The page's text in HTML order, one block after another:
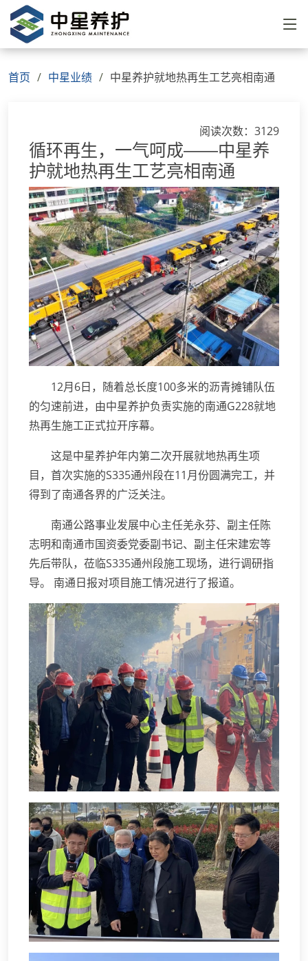
首页 中星业绩 中星养护就地热再生工艺亮相南通
阅读次数：3129
循环再生，一气呵成——中星养
护就地热再生工艺亮相南通
12月6日，随着总长度100多米的沥青摊铺队伍
的匀速前进，由中星养护负责实施的南通G228就地
热再生施工正式拉开序幕。
这是中星养护年内第二次开展就地热再生项
目，首次实施的S335通州段在11月份圆满完工，并
得到了南通各界的广泛关注。
南通公路事业发展中心主任羌永芬、副主任陈
志明和南通市国资委党委副书记、副主任宋建宏等
先后带队，莅临S335通州段施工现场，进行调研指
导。 南通日报对项目施工情况进行了报道。